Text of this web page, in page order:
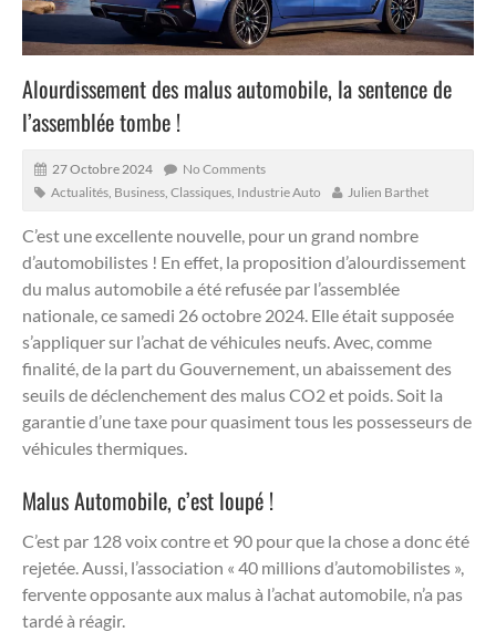
Alourdissement des malus automobile, la sentence de
l’assemblée tombe !
27 Octobre 2024
No Comments
Actualités Business Classiques Industrie Auto Julien Barthet
C’est une excellente nouvelle, pour un grand nombre
d’automobilistes ! En effet, la proposition d’alourdissement
du malus automobile a été refusée par l’assemblée
nationale, ce samedi 26 octobre 2024. Elle était supposée
s’appliquer sur l’achat de véhicules neufs. Avec, comme
finalité, de la part du Gouvernement, un abaissement des
seuils de déclenchement des malus CO2 et poids. Soit la
garantie d’une taxe pour quasiment tous les possesseurs de
véhicules thermiques.
Malus Automobile, c’est loupé !
C’est par 128 voix contre et 90 pour que la chose a donc été
rejetée. Aussi, l’association « 40 millions d’automobilistes »,
fervente opposante aux malus à l’achat automobile, n’a pas
tardé à réagir.